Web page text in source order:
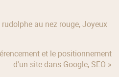
au nez rouge, Joyeux
et le positionnement
d'un site dans Google, SEO »